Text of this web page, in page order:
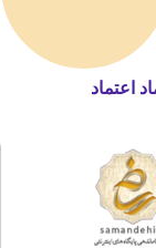
اعتماد